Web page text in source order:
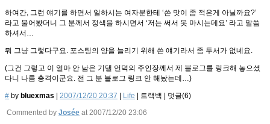
하여간, 그런 얘기를 하면서 일하시는 여자분한테 ‘쓴 맛이 좀 적은게 아닐까요?’
라고 물어봤더니 그 분께서 정색을 하시면서 ‘저는 써서 못 마시는데요’ 라고 말씀
하셔서…
뭐 그냥 그렇다구요. 포스팅의 양을 늘리기 위해 쓴 얘기라서 좀 두서가 없네요.
(그건 그렇고 이 얼마 안 남은 기댈 언덕의 주인장께서 제 블로그를 링크해 놓으셨
다니 나름 충격이군요. 전 그 분 블로그 링크 안 해놨는데…)
# by bluexmas 2007/12/20 20:37 Life 트랙백 덧글(6)
Commented by Josée at 2007/12/20 23:06